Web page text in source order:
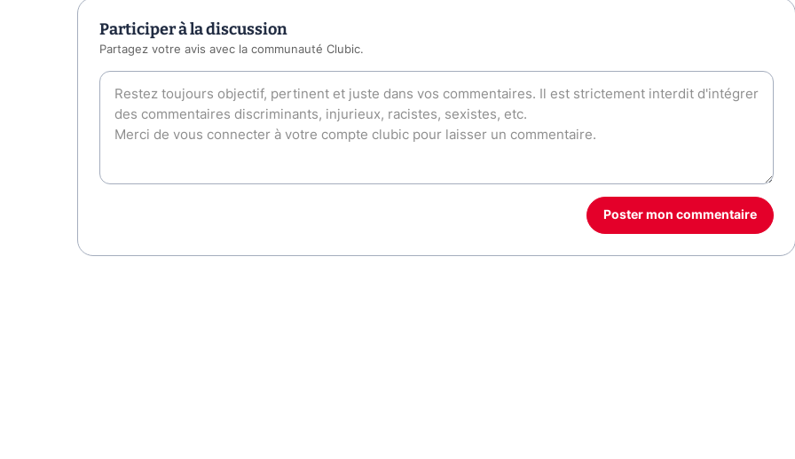
Participer à la discussion
Partagez votre avis avec la communauté Clubic.
Poster mon commentaire